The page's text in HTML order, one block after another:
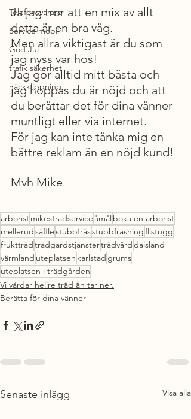
Telefonsvarare
Service mobil
God Jul
trafik säkerhet
häckklippning
Ja jag tror att en mix av allt
detta är en bra väg.
Men allra viktigast är du som
jag nyss var hos!
Jag gör alltid mitt bästa och
jag hoppas du är nöjd och att
du berättar det för dina vänner
muntligt eller via internet.
För jag kan inte tänka mig en
bättre reklam än en nöjd kund!
Mvh Mike
arboristmikestradservice åmål boka en arborist
mellerudsäfflestubbfrässtubbfräsningflistugg
fruktträdträdgårdstjänsterträdvårddalsland
värmland uteplatsen karlstad grums
uteplatsen i trädgården
Vi vårdar hellre träd än tar ner.
Berätta för dina vänner
Senaste inlägg Visa alla